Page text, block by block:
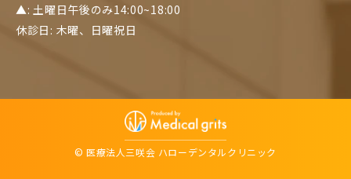
▲: 土曜日午後のみ14:00~18:00
休診日: 木曜、日曜祝日
© 医療法人三咲会 ハローデンタルクリニック